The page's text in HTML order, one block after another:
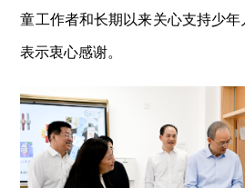
童工作者和长期以来关心支持少年
表示衷心感谢。